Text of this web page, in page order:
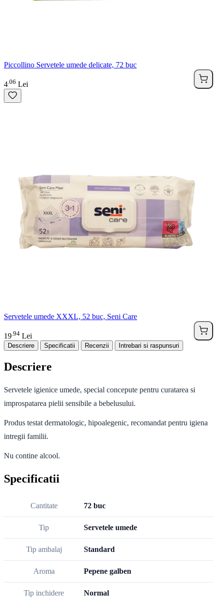
Piccollino Servetele umede delicate, 72 buc
4 06 Lei
Servetele umede XXXL, 52 buc, Seni Care
19 94 Lei
Descriere Specificatii Recenzii Intrebari si raspunsuri
Descriere
Servetele igienice umede, special concepute pentru curatarea si
improspatarea pielii sensibile a bebelusului.
Produs testat dermatologic, hipoalegenic, recomandat pentru igiena
intregii familii.
Nu contine alcool.
Specificatii
Cantitate 72 buc
Tip Servetele umede
Tip ambalaj Standard
Aroma Pepene galben
Tip inchidere Normal